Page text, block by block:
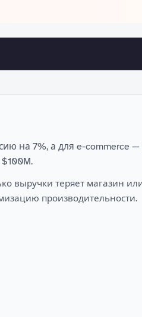
на 7%, а для e-commerce —
выручки теряет магазин
производительности.